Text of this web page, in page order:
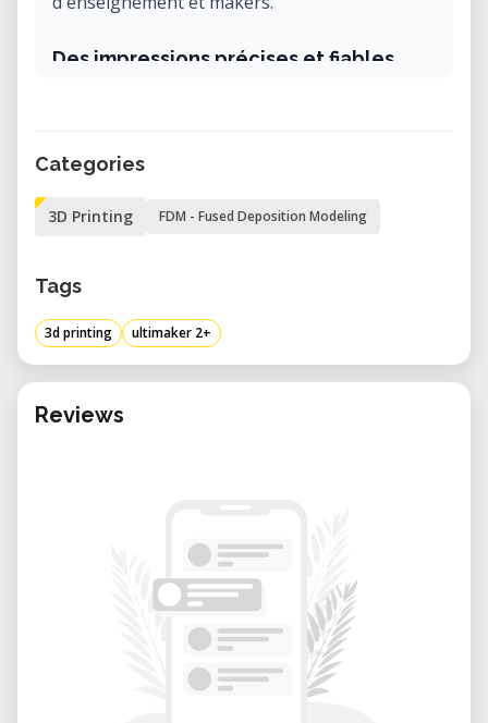
Des impressions précises et fiables
permet de produire des modèles détaillés,
techniques avec une excellente qualité de
facilite la préparation et le lancement des
Caractéristiques techniques
Technologie d'impression :
Résolution des couches :
Vitesse d'impression :
Buse standard :0,4 mm (buses
interchangeables disponibles)
Matériaux compatibles :
PLA, ABS, CPE,
TPU, Nylon et autres filaments de 2,85
Categories
3D Printing FDM - Fused Deposition Modeling
Tags
3d printing ultimaker 2+
Reviews